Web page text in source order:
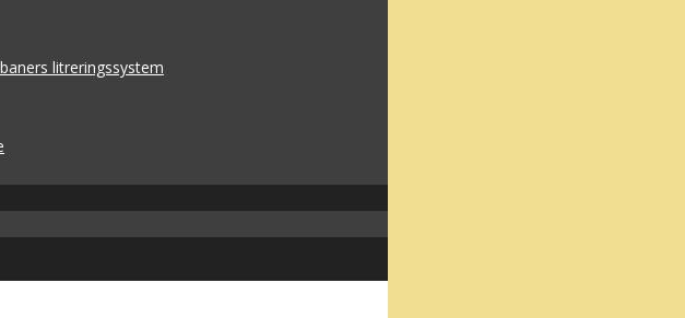
litreringssystem